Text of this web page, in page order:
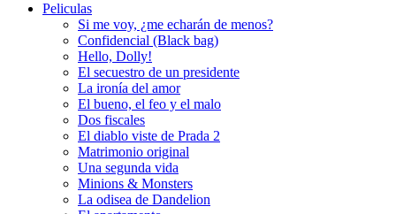
Peliculas
Si me voy, ¿me echarán de menos?
Confidencial (Black bag)
Hello, Dolly!
El secuestro de un presidente
La ironía del amor
El bueno, el feo y el malo
Dos fiscales
El diablo viste de Prada 2
Matrimonio original
Una segunda vida
Minions & Monsters
La odisea de Dandelion